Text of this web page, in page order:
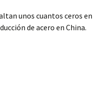
unos cuantos ceros en
de acero en China.